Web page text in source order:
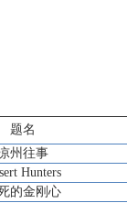
题名
州往事
Hunters
的金刚心